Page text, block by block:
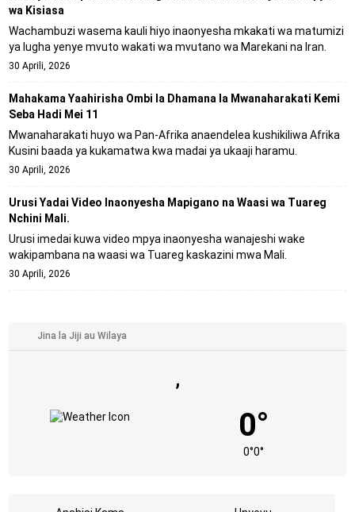
wa Kisiasa
Wachambuzi wasema kauli hiyo inaonyesha mkakati wa matumizi
ya lugha yenye mvuto wakati wa mvutano wa Marekani na Iran.
30 Aprili, 2026
Mahakama Yaahirisha Ombi la Dhamana la Mwanaharakati Kemi
Seba Hadi Mei 11
Mwanaharakati huyo wa Pan-Afrika anaendelea kushikiliwa Afrika
Kusini baada ya kukamatwa kwa madai ya ukaaji haramu.
30 Aprili, 2026
Urusi Yadai Video Inaonyesha Mapigano na Waasi wa Tuareg
Nchini Mali.
Urusi imedai kuwa video mpya inaonyesha wanajeshi wake
wakipambana na waasi wa Tuareg kaskazini mwa Mali.
30 Aprili, 2026
,
0°
0°0°